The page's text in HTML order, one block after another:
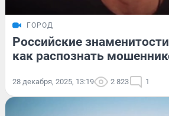
ГОРОД
Российские
как распознать
28 декабря, 2025, 13:19 2 823 1